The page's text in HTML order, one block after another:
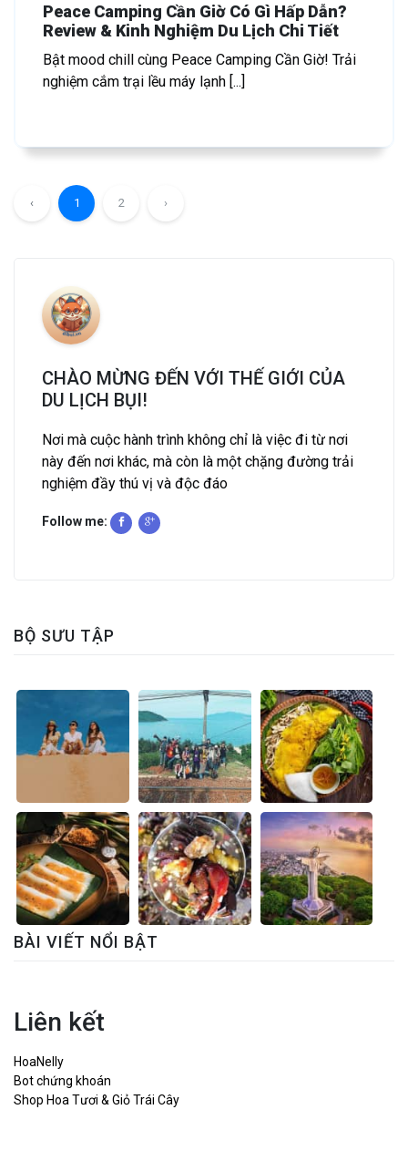
Peace Camping Cần Giờ Có Gì Hấp Dẫn?
Review & Kinh Nghiệm Du Lịch Chi Tiết
Bật mood chill cùng Peace Camping Cần Giờ! Trải
nghiệm cắm trại lều máy lạnh [...]
‹ 1 2 ›
CHÀO MỪNG ĐẾN VỚI THẾ GIỚI CỦA
DU LỊCH BỤI!
Nơi mà cuộc hành trình không chỉ là việc đi từ nơi
này đến nơi khác, mà còn là một chặng đường trải
nghiệm đầy thú vị và độc đáo
Follow me:
BỘ SƯU TẬP
BÀI VIẾT NỔI BẬT
Liên kết
HoaNelly
Bot chứng khoán
Shop Hoa Tươi & Giỏ Trái Cây